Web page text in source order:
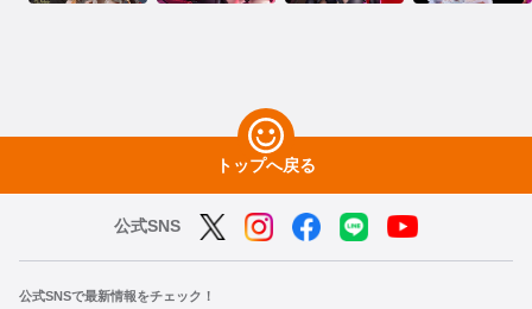
トップへ戻る
公式SNS
公式SNSで最新情報をチェック！